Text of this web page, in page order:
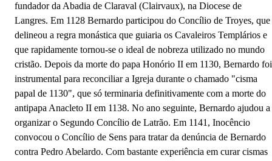
fundador da Abadia de Claraval (Clairvaux), na Diocese de
Langres. Em 1128 Bernardo participou do Concílio de Troyes, que
delineou a regra monástica que guiaria os Cavaleiros Templários e
que rapidamente tornou-se o ideal de nobreza utilizado no mundo
cristão. Depois da morte do papa Honório II em 1130, Bernardo foi
instrumental para reconciliar a Igreja durante o chamado "cisma
papal de 1130", que só terminaria definitivamente com a morte do
antipapa Anacleto II em 1138. No ano seguinte, Bernardo ajudou a
organizar o Segundo Concílio de Latrão. Em 1141, Inocêncio
convocou o Concílio de Sens para tratar da denúncia de Bernardo
contra Pedro Abelardo. Com bastante experiência em curar cismas